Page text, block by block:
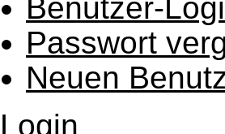
Benutzer-
Passwort
Neuen
Login